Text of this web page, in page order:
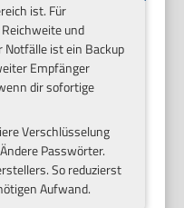
ist. Für
und
ist ein Backup
Empfänger
dir sofortige
Verschlüsselung
Passwörter.
So reduzierst
Aufwand.